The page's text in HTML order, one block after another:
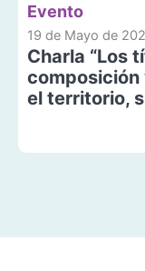
Evento
19 de Mayo de
Charla “Los
composición
el territorio,